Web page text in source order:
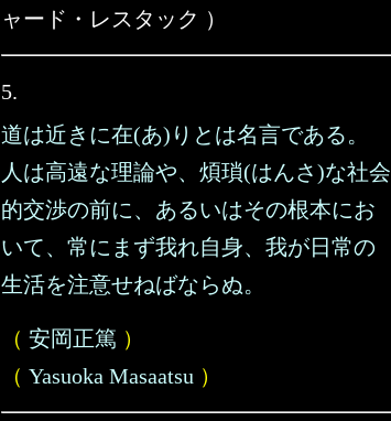
ャード・レスタック ）
5.
道は近きに在(あ)りとは名言である。
人は高遠な理論や、煩瑣(はんさ)な社会
的交渉の前に、あるいはその根本にお
いて、常にまず我れ自身、我が日常の
生活を注意せねばならぬ。
（ 安岡正篤 ）
（ Yasuoka Masaatsu ）